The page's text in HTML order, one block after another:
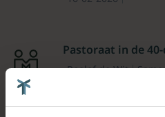
Pastoraat in de
Roelof de Wit